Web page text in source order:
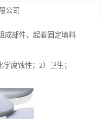
公司
成部件，起着固定填料
腐蚀性；2）卫生；